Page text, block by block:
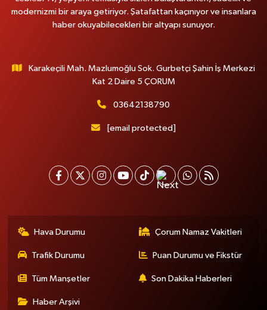
modernizmi bir araya getiriyor. Şatafattan kaçınıyor ve insanlara
haber okuyabilecekleri bir altyapı sunuyor.
Karakeçili Mah. Mazlumoğlu Sok. Gurbetçi Şahin İş Merkezi
Kat 2 Daire 5 ÇORUM
03642138790
[email protected]
Hava Durumu Çorum Namaz Vakitleri
Trafik Durumu Puan Durumu ve Fikstür
Tüm Manşetler Son Dakika Haberleri
Haber Arşivi